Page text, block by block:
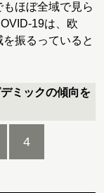
ほぼ全域で見ら
19は、欧
振るっていると
ミックの傾向を
4